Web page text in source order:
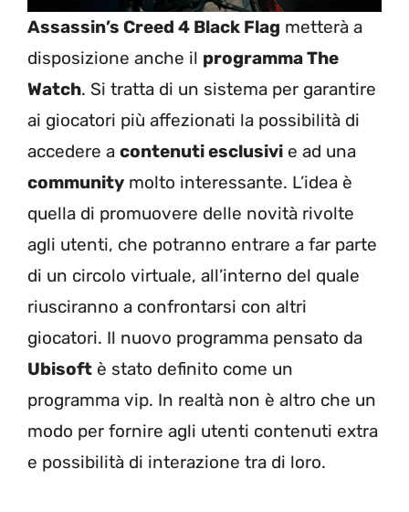
Assassin’s Creed 4 Black Flag metterà a
disposizione anche il programma The
Watch. Si tratta di un sistema per garantire
ai giocatori più affezionati la possibilità di
accedere a contenuti esclusivi e ad una
community molto interessante. L’idea è
quella di promuovere delle novità rivolte
agli utenti, che potranno entrare a far parte
di un circolo virtuale, all’interno del quale
riusciranno a confrontarsi con altri
giocatori. Il nuovo programma pensato da
Ubisoft è stato definito come un
programma vip. In realtà non è altro che un
modo per fornire agli utenti contenuti extra
e possibilità di interazione tra di loro.